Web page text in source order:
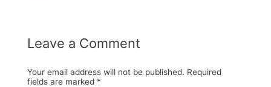
Leave a Comment
Your email address will not be published. Required
fields are marked *